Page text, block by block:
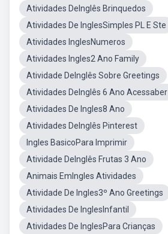
Atividades DeInglês Brinquedos
Atividades De InglesSimples PL E Ste
Atividades InglesNumeros
Atividades Ingles2 Ano Family
Atividade DeInglês Sobre Greetings
Atividades DeInglês 6 Ano Acessaber
Atividades De Ingles8 Ano
Atividades DeInglês Pinterest
Ingles BasicoPara Imprimir
Atividade DeInglês Frutas 3 Ano
Animais EmIngles Atividades
Atividade De Ingles3º Ano Greetings
Atividades De InglesInfantil
Atividades De InglesPara Crianças